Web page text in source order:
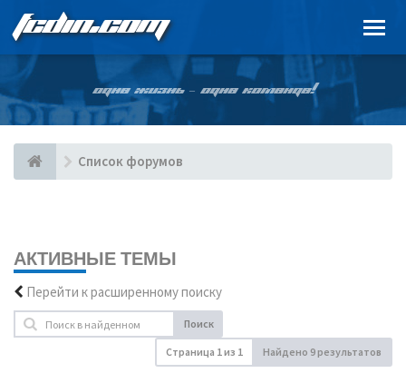
FCDIN.COM
ОДНА ЖИЗНЬ – ОДНА КОМАНДА!
Список форумов
АКТИВНЫЕ ТЕМЫ
Перейти к расширенному поиску
Поиск
Страница 1из 1 Найдено 9 результатов